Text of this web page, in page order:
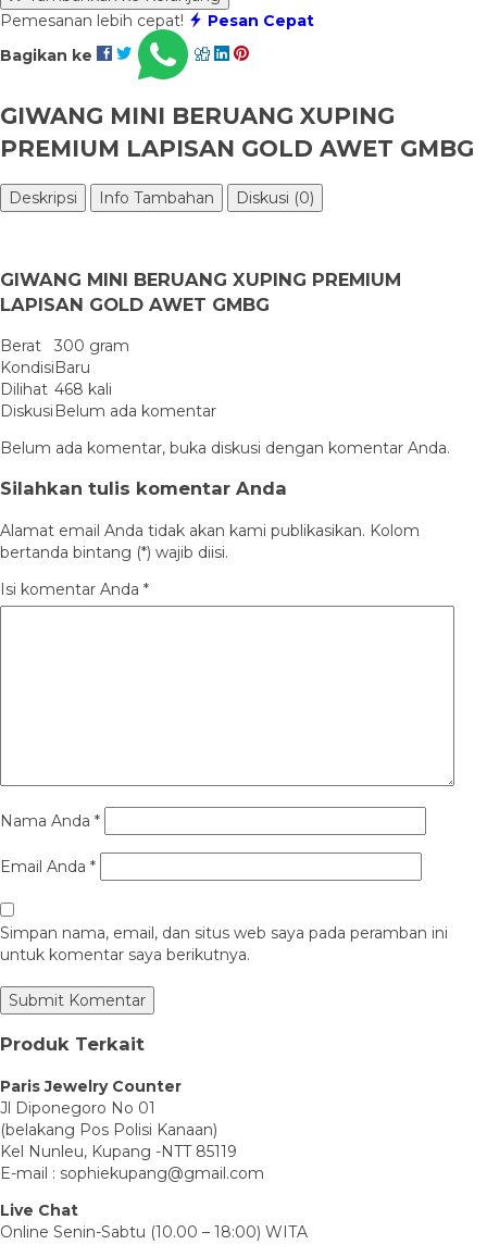
Pemesanan lebih cepat!
Pesan Cepat
Bagikan ke
GIWANG MINI BERUANG XUPING
PREMIUM LAPISAN GOLD AWET GMBG
Deskripsi Info Tambahan Diskusi (0)
GIWANG MINI BERUANG XUPING PREMIUM
LAPISAN GOLD AWET GMBG
Berat
300 gram
KondisiBaru
Dilihat 468 kali
Diskusi Belum ada komentar
Belum ada komentar, buka diskusi dengan komentar Anda.
Silahkan tulis komentar Anda
Alamat email Anda tidak akan kami publikasikan. Kolom
bertanda bintang (*) wajib diisi.
Isi komentar Anda *
Nama Anda *
Email Anda *
Simpan nama, email, dan situs web saya pada peramban ini
untuk komentar saya berikutnya.
Produk Terkait
Paris Jewelry Counter
Jl Diponegoro No 01
(belakang Pos Polisi Kanaan)
Kel Nunleu, Kupang -NTT 85119
E-mail : sophiekupang@gmail.com
Live Chat
Online Senin-Sabtu (10.00 – 18:00) WITA